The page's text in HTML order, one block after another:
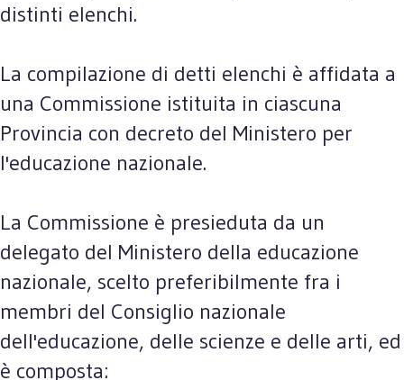
distinti elenchi.
La compilazione di detti elenchi è affidata a
una Commissione istituita in ciascuna
Provincia con decreto del Ministero per
l'educazione nazionale.
La Commissione è presieduta da un
delegato del Ministero della educazione
nazionale, scelto preferibilmente fra i
membri del Consiglio nazionale
dell'educazione, delle scienze e delle arti, ed
è composta: